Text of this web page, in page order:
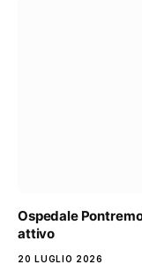
Ospedale
attivo
20 LUGLIO 2026